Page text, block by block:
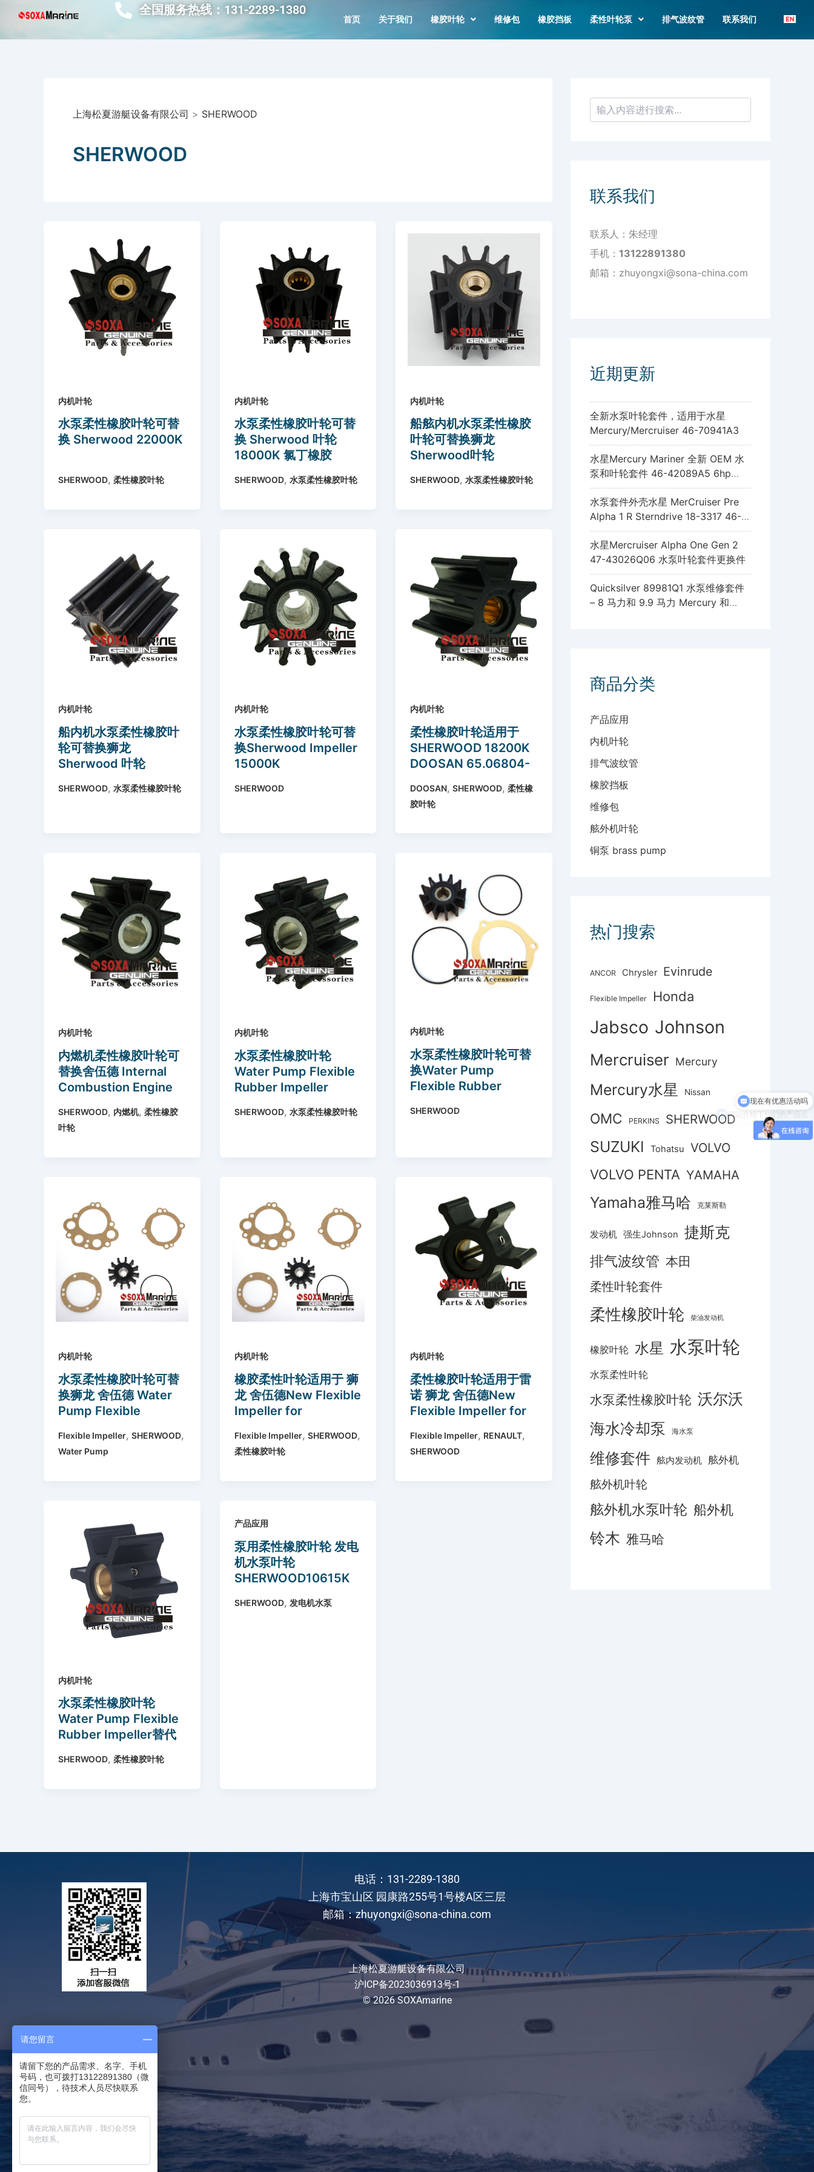
内
全国服务热线：131-2289-1380
首页 关于我们 橡胶叶轮 维修包 橡胶挡板 柔性叶轮泵 排气波纹管 联系我们
上海松夏游艇设备有限公司 > SHERWOOD
SHERWOOD
内机叶轮
水泵柔性橡胶叶轮可替
换 Sherwood 22000K
SHERWOOD, 柔性橡胶叶轮
内机叶轮
水泵柔性橡胶叶轮可替
换 Sherwood 叶轮
18000K 氯丁橡胶
18000K Neoprene
SHERWOOD, 水泵柔性橡胶叶轮
内机叶轮
船舷内机水泵柔性橡胶
叶轮可替换狮龙
Sherwood叶轮
Sherwood Impeller
SHERWOOD,水泵柔性橡胶叶轮
内机叶轮
船内机水泵柔性橡胶叶
轮可替换狮龙
Sherwood 叶轮
Sherwood Impeller
SHERWOOD, 水泵柔性橡胶叶轮
内机叶轮
水泵柔性橡胶叶轮可替
换Sherwood Impeller
15000K
SHERWOOD
内机叶轮
柔性橡胶叶轮适用于
SHERWOOD 18200K
DOOSAN 65.06804-
DOOSAN,SHERWOOD,柔性橡
胶叶轮
内机叶轮
内燃机柔性橡胶叶轮可
替换舍伍德 Internal
Combustion Engine
Impellers Replace
Sherwood 10615K for
SHERWOOD, 内燃机, 柔性橡胶
叶轮
内机叶轮
水泵柔性橡胶叶轮
Water Pump Flexible
Rubber Impeller
Impeller 09959K
SHERWOOD, 水泵柔性橡胶叶轮
内机叶轮
水泵柔性橡胶叶轮可替
换Water Pump
Flexible Rubber
Sherwood 09000K
SHERWOOD
内机叶轮
水泵柔性橡胶叶轮可替
换狮龙 舍伍德 Water
Pump Flexible
Replace Sherwood
10077K
Flexible Impeller, SHERWOOD,
Water Pump
内机叶轮
橡胶柔性叶轮适用于 狮
龙 舍伍德New Flexible
Impeller for
132-0375 500166
23-2000 33100
Flexible Impeller, SHERWOOD,
柔性橡胶叶轮
内机叶轮
柔性橡胶叶轮适用于雷
诺 狮龙 舍伍德New
Flexible Impeller for
SHERWOOD 9979K
8293 0001 500100
Flexible Impeller, RENAULT,
SHERWOOD
内机叶轮
水泵柔性橡胶叶轮
Water Pump Flexible
Rubber Impeller替代
SHERWOOD, 柔性橡胶叶轮
产品应用
泵用柔性橡胶叶轮 发电
机水泵叶轮
SHERWOOD10615K
SHERWOOD, 发电机水泵
索
联系我们
联系人：朱经理
手机： 13122891380
邮箱：zhuyongxi@sona-china.com
近期更新
全新水泵叶轮套件，适用于水星
Mercury/Mercruiser 46-70941A3
水星Mercury Mariner 全新 OEM 水
泵和叶轮套件 46-42089A5 6hp
8hp 9.9hp 15hp
水泵套件外壳水星 MerCruiser Pre
Alpha 1 R Sterndrive 18-3317 46-
96148A8
水星Mercruiser Alpha One Gen 2
47-43026Q06 水泵叶轮套件更换件
Quicksilver 89981Q1 水泵维修套件
– 8 马力和 9.9 马力 Mercury 和
商品分类
产品应用
内机叶轮
排气波纹管
橡胶挡板
维修包
舷外机叶轮
铜泵 brass pump
热门搜索
ANCOR Chrysler Evinrude
Flexible Impeller Honda
Jabsco Johnson
Mercruiser Mercury
Mercury水星 Nissan
OMC PERKINS SHERWOOD
SUZUKI Tohatsu VOLVO
VOLVO PENTA YAMAHA
Yamaha雅马哈 克莱斯勒
发动机 强生Johnson 捷斯克
排气波纹管 本田
柔性叶轮套件
柔性橡胶叶轮 柴油发动机
橡胶叶轮 水星 水泵叶轮
水泵柔性叶轮
水泵柔性橡胶叶轮 沃尔沃
海水冷却泵
海水泵
维修套件 舷内发动机 舷外机
舷外机叶轮
舷外机水泵叶轮 船外机
铃木 雅马哈
电话：131-2289-1380
上海市宝山区 园康路255号1号楼A区三层
邮箱：zhuyongxi@sona-china.com
上海松夏游艇设备有限公司
沪ICP备2023036913号-1
© 2026 SOXAmarine
可以介绍下你们的产品么
请您留言
请留下您的产品需求、名字、手机
号码，也可拨打13122891380（微
信同号），待技术人员尽快联系
您。